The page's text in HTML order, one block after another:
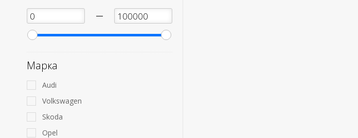
—
Марка
Audi
Volkswagen
Skoda
Opel